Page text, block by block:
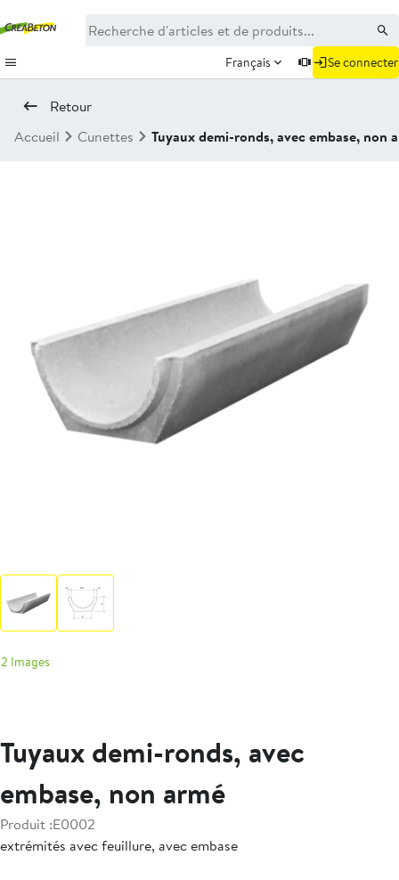
Français Se connecter
Retour
Accueil
Cunettes Tuyaux demi-ronds, avec embase, non
2 Images
Tuyaux demi-ronds, avec
embase, non armé
Produit :E0002
extrémités avec feuillure, avec embase